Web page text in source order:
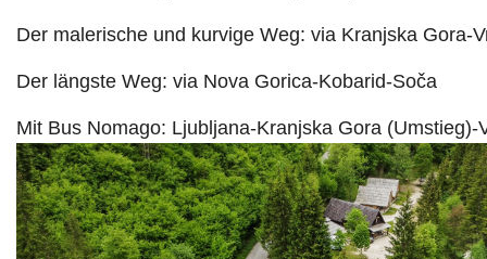
Der malerische und kurvige Weg: via Kranjska Gora-
Der längste Weg: via Nova Gorica-Kobarid-Soča
Mit Bus Nomago: Ljubljana-Kranjska Gora (Umstieg)-